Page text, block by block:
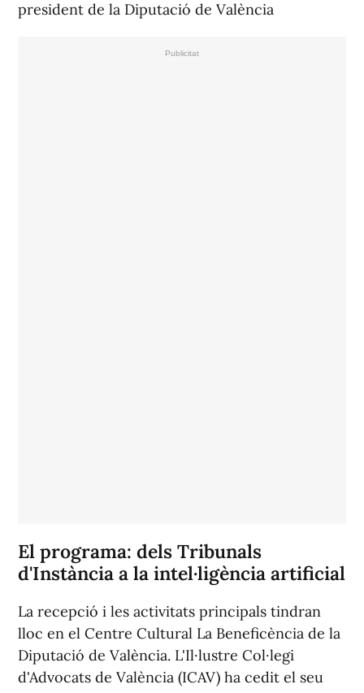
president de la Diputació de València
El programa: dels Tribunals
d'Instància a la intel·ligència artificial
La recepció i les activitats principals tindran
lloc en el Centre Cultural La Beneficència de la
Diputació de València. L'Il·lustre Col·legi
d'Advocats de València (ICAV) ha cedit el seu